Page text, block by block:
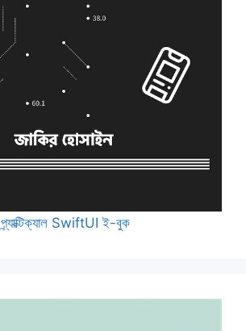
প্র্যাক্টিক্যাল SwiftUI ই-বুক